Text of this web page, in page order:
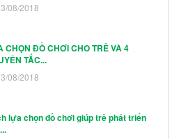
08/2018
CHỌN ĐỒ CHƠI CHO TRẺ VÀ 4
TẮC...
08/2018
lựa chọn đồ chơi giúp trẻ phát triển